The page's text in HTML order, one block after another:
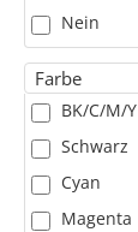
Nein
Farbe
BK/C/M/Y
Schwarz
Cyan
Magenta